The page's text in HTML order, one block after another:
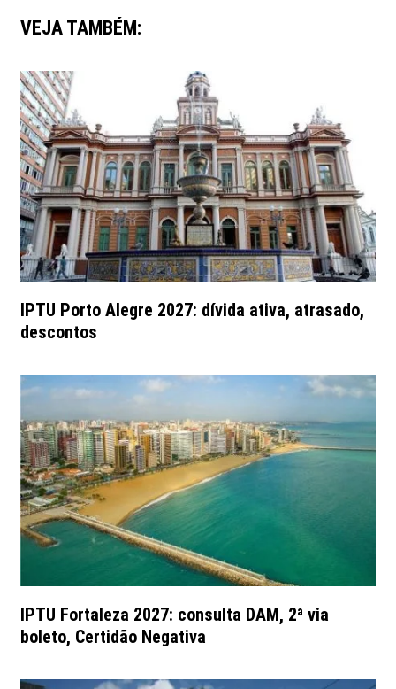
VEJA TAMBÉM:
IPTU Porto Alegre 2027: dívida ativa, atrasado,
descontos
IPTU Fortaleza 2027: consulta DAM, 2ª via
boleto, Certidão Negativa